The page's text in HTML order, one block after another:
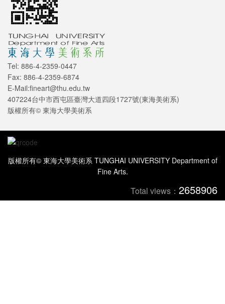
Tel: 886-4-2359-0447
Fax: 886-4-2359-6874
E-Mail:fineart@thu.edu.tw
407224台中市西屯區臺灣大道四段1727號(東海美術系)
版權所有© 東海大學美術系
版權所有© 東海大學美術系 TUNGHAI UNIVERSITY Department of
Fine Arts.
Total views： 2658906